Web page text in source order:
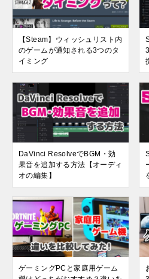
【Steam】ウィッシュリスト内
のゲームが通知される3つのタ
イミング
DaVinci ResolveでBGM・効
果音を追加する方法【オーディ
オの編集】
ゲーミングPCと家庭用ゲーム